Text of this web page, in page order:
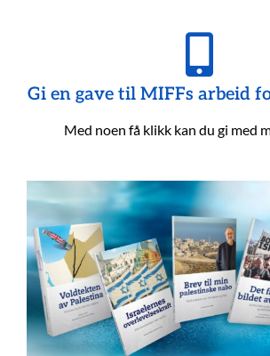
Gi en gave til MIFFs arbeid
Med noen få klikk kan du gi med